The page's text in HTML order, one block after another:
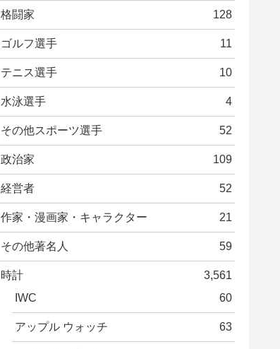
格闘家 128
ゴルフ選手 11
テニス選手 10
水泳選手 4
その他スポーツ選手 52
政治家 109
経営者 52
作家・漫画家・キャラクター 21
その他著名人 59
時計
3,561
IWC
60
アップル ウォッチ 63